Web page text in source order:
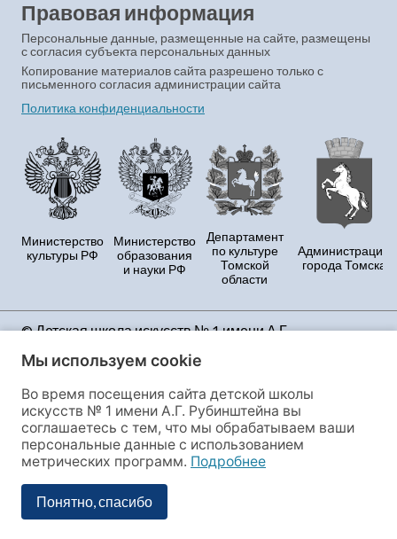
Правовая информация
Персональные данные, размещенные на сайте, размещены
с согласия субъекта персональных данных
Копирование материалов сайта разрешено только с
письменного согласия администрации сайта
Политика конфиденциальности
Министерство
культуры РФ
Министерство
образования
и науки РФ
Департамент
по культуре
Томской
области
Администрация
города Томска
© Детская школа искусств № 1 имени А.Г.
сайт, Вы принимаете условия Политики
на сбор и обработку персональных данных и файлов
cookies, этот сайт использует сервис веб-аналитики
«Яндекс.Метрика», предоставляемый ООО
«ЯНДЕКС», 119021, Россия, Москва, ул. Л. Толстого, 16.
Если Вы не согласны с данными условиями, Вы
обязаны покинуть сайт или отключить настройки в
своем браузере
Мы используем cookie
Во время посещения сайта детской школы
искусств № 1 имени А.Г. Рубинштейна вы
соглашаетесь с тем, что мы обрабатываем ваши
персональные данные с использованием
метрических программ. Подробнее
Понятно, спасибо